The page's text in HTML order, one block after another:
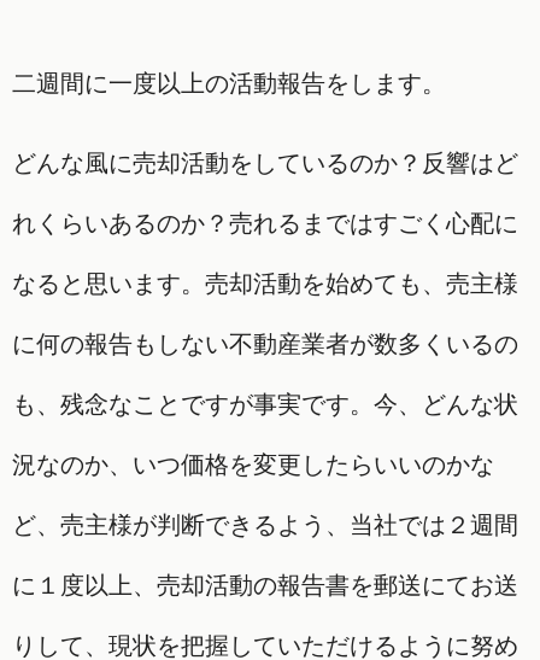
二週間に一度以上の活動報告をします。
どんな風に売却活動をしているのか？反響はど
れくらいあるのか？売れるまではすごく心配に
なると思います。売却活動を始めても、売主様
に何の報告もしない不動産業者が数多くいるの
も、残念なことですが事実です。今、どんな状
況なのか、いつ価格を変更したらいいのかな
ど、売主様が判断できるよう、当社では２週間
に１度以上、売却活動の報告書を郵送にてお送
りして、現状を把握していただけるように努め